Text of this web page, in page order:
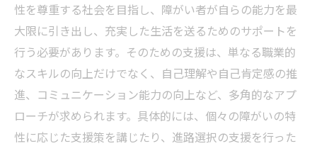
性を尊重する社会を目指し、障がい者が自らの能力を最
大限に引き出し、充実した生活を送るためのサポートを
行う必要があります。そのための支援は、単なる職業的
なスキルの向上だけでなく、自己理解や自己肯定感の推
進、コミュニケーション能力の向上など、多角的なアプ
ローチが求められます。具体的には、個々の障がいの特
性に応じた支援策を講じたり、進路選択の支援を行った